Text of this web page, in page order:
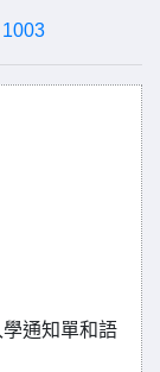
1003
通知單和語